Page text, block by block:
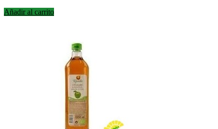
Añadir al carrito